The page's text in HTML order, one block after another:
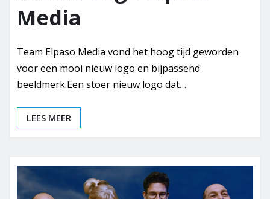
Media
Team Elpaso Media vond het hoog tijd geworden
voor een mooi nieuw logo en bijpassend
beeldmerk.Een stoer nieuw logo dat…
LEES MEER